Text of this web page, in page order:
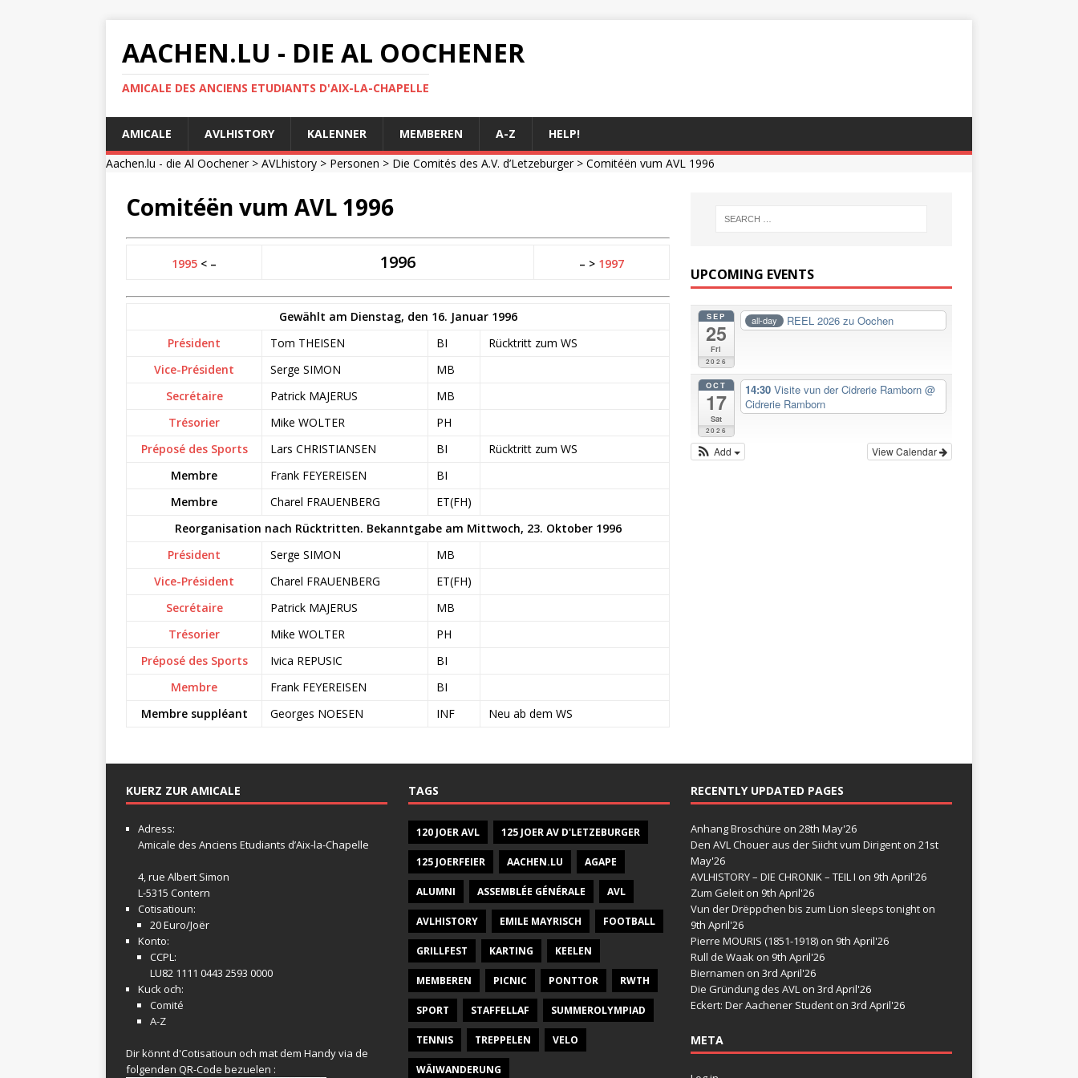
AACHEN.LU - DIE AL OOCHENER
AMICALE DES ANCIENS ETUDIANTS D'AIX-LA-CHAPELLE
AMICALE AVLHISTORY KALENNER MEMBEREN A-Z
HELP!
Aachen.lu - die Al Oochener> AVLhistory > Personen > Die Comités des A.V. d’Letzeburger> Comitéën vum AVL 1996
Comitéën vum AVL 1996
1995 < – 1996 – > 1997
Gewählt am Dienstag, den 16. Januar 1996
Président
Tom THEISEN BI
Rücktritt zum WS
Vice-Président
Serge SIMON
MB
Secrétaire
Patrick MAJERUS
MB
Trésorier
Mike WOLTER
PH
Préposé des Sports
Lars CHRISTIANSEN BI
Rücktritt zum WS
Membre
Frank FEYEREISEN
BI
Membre
Charel FRAUENBERG
ET(FH)
Reorganisation nach Rücktritten. Bekanntgabe am Mittwoch, 23. Oktober 1996
Président
Serge SIMON
MB
Vice-Président
Charel FRAUENBERG
ET(FH)
Secrétaire
Patrick MAJERUS
MB
Trésorier
Mike WOLTER
PH
Préposé des Sports
Ivica REPUSIC
BI
Membre
Frank FEYEREISEN
BI
Membre suppléant
Georges NOESEN INF Neu ab dem WS
UPCOMING EVENTS
SEP
25
Fri
2026
all-day REEL 2026 zu Oochen
OCT
17
Sat
2026
14:30Visite vun der Cidrerie Ramborn@
Cidrerie Ramborn
View Calendar
Add
KUERZ ZUR AMICALE
Adress:
Amicale des Anciens Etudiants d’Aix-la-Chapelle
4, rue Albert Simon
L-5315 Contern
Cotisatioun:
20 Euro/Joër
Konto:
CCPL:
LU82 1111 0443 2593 0000
Kuck och:
Comité
A-Z
Dir könnt d'Cotisatioun och mat dem Handy via de
folgenden QR-Code bezuelen :
TAGS
120 JOER AVL 125 JOER AV D'LETZEBURGER
125 JOERFEIER AACHEN.LU AGAPE
ALUMNI ASSEMBLÉE GÉNÉRALE AVL
AVLHISTORY EMILE MAYRISCH FOOTBALL
GRILLFEST KARTING KEELEN
MEMBEREN PICNIC PONTTOR RWTH
SPORT STAFFELLAF SUMMEROLYMPIAD
TENNIS TREPPELEN VELO
WÄIWANDERUNG
RECENTLY UPDATED PAGES
Anhang Broschüre on 28th May'26
Den AVL Chouer aus der Siicht vum Dirigenton 21st
May'26
AVLHISTORY – DIE CHRONIK – TEIL I on 9th April'26
Zum Geleiton 9th April'26
Vun der Drëppchen bis zum Lion sleeps tonighton
9th April'26
Pierre MOURIS (1851-1918)on 9th April'26
Rull de Waakon 9th April'26
Biernamen on 3rd April'26
Die Gründung des AVLon 3rd April'26
Eckert: Der Aachener Studenton 3rd April'26
META